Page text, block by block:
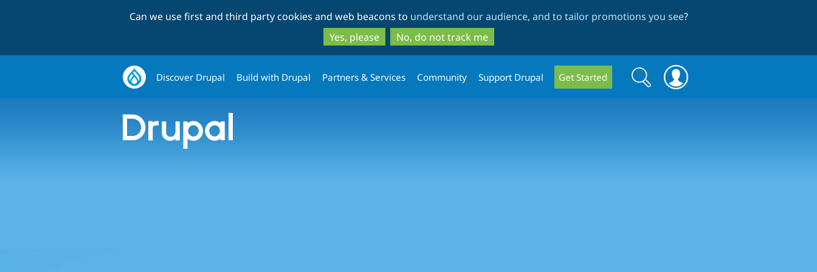
to
main
content
to
search
Can we use first and third party cookies and web beacons to understand our audience, and to tailor promotions you see?
Yes, please
No, do not track me
Discover Drupal Build with Drupal Partners & Services Community Support Drupal Get Started
Search
form
Search